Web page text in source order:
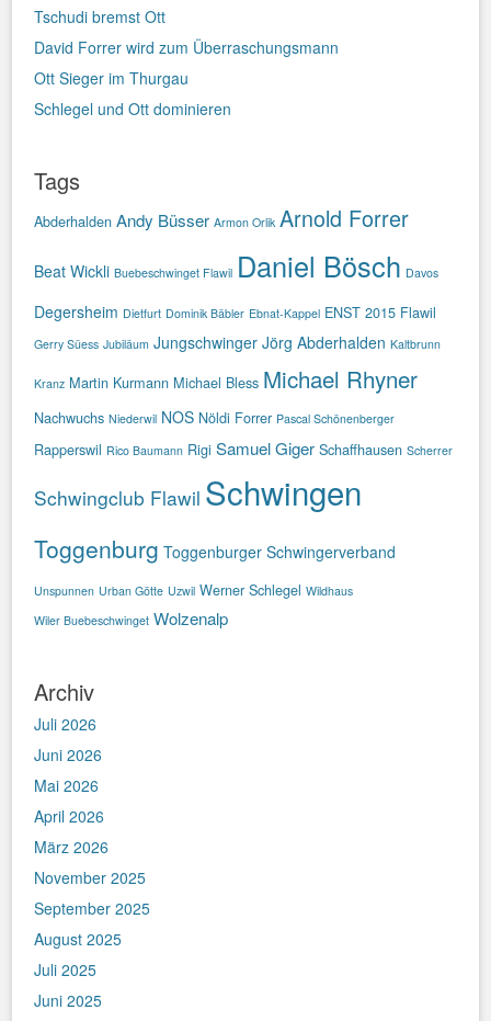
Tschudi bremst Ott
David Forrer wird zum Überraschungsmann
Ott Sieger im Thurgau
Schlegel und Ott dominieren
Tags
Abderhalden Andy Büsser Armon Orlik Arnold Forrer
Beat Wickli Buebeschwinget Flawil Daniel Bösch Davos
Degersheim Dietfurt Dominik Bäbler Ebnat-Kappel ENST 2015 Flawil
Gerry Süess Jubiläum Jungschwinger Jörg Abderhalden Kaltbrunn
Kranz Martin Kurmann Michael Bless Michael Rhyner
Nachwuchs Niederwil NOS Nöldi Forrer Pascal Schönenberger
Rapperswil Rico Baumann Rigi Samuel Giger Schaffhausen Scherrer
Schwingclub Flawil Schwingen
Toggenburg Toggenburger Schwingerverband
Unspunnen Urban Götte Uzwil Werner Schlegel Wildhaus
Wiler Buebeschwinget Wolzenalp
Archiv
Juli 2026
Juni 2026
Mai 2026
April 2026
März 2026
November 2025
September 2025
August 2025
Juli 2025
Juni 2025